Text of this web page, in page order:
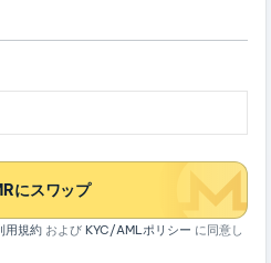
にスワップ
用規約 および KYC/AMLポリシー に同意し